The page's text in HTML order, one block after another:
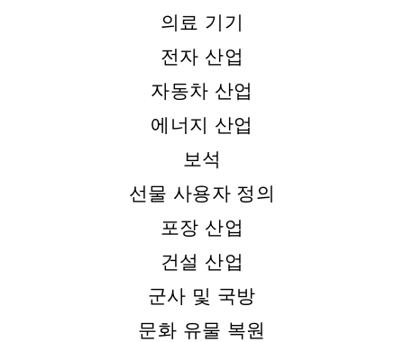
의료 기기
전자 산업
자동차 산업
에너지 산업
보석
선물 사용자 정의
포장 산업
건설 산업
군사 및 국방
문화 유물 복원